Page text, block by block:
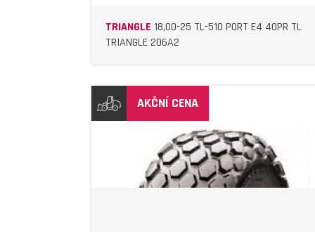
TRIANGLE 18,00-25 TL-510 PORT E4 40PR TL
TRIANGLE 206A2
AKČNÍ CENA